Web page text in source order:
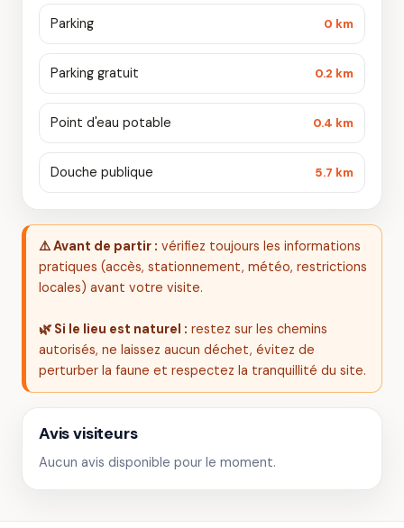
Parking 0 km
Parking gratuit 0.2 km
Point d'eau potable 0.4 km
Douche publique 5.7 km
⚠️ Avant de partir : vérifiez toujours les informations
pratiques (accès, stationnement, météo, restrictions
locales) avant votre visite.
🌿 Si le lieu est naturel : restez sur les chemins
autorisés, ne laissez aucun déchet, évitez de
perturber la faune et respectez la tranquillité du site.
Avis visiteurs
Aucun avis disponible pour le moment.